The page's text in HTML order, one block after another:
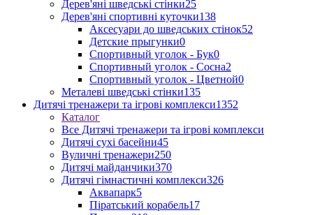
Дерев'яні шведські стінки25
Дерев'яні спортивні куточки138
Аксесуари до шведських стінок52
Детские прыгунки0
Спортивный уголок - Бук0
Спортивный уголок - Сосна2
Спортивный уголок - Цветной0
Металеві шведські стінки135
Дитячі тренажери та ігрові комплекси1352
Каталог
Все Дитячі тренажери та ігрові комплекси
Дитячі сухі басейни45
Вуличні тренажери250
Дитячі майданчики370
Дитячі гімнастичні комплекси326
Аквапарк5
Піратський корабель17